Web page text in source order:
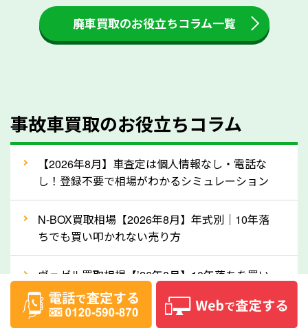
大きな汚れがない限り必要はありません。査定に影響
するケースは少ないため、そのままお持ちいただいて
あるため、まずは奈良県のソコカラへ車の状態につい
てお気軽にご相談ください。
⑥車の需要が高まるタイミングで売るのも
高価買取のポイント！
買取依頼をするのもポイントです。車にも需要の高い
めになる可能性もあります。逆に需要が高い時期であ
れば、高い価格でも買取やすくなります。一般的に新
生活に向けた準備を始める1〜3月ごろは、中古車の
需要が高いです。また、転職者が多い9〜10月ごろ
廃車買取のお役立ちコラム一覧
事故車買取のお役立ちコラム
【2026年8月】車査定は個人情報なし・電話な
し！登録不要で相場がわかるシミュレーション
N-BOX買取相場【2026年8月】年式別｜10年落
ちでも買い叩かれない売り方
ヴェゼル買取相場【’26年8月】10年落ちを買い
叩かれずに輸出で高く売る方法
ヤリス買取相場【’26年8月】10万キロでも買い